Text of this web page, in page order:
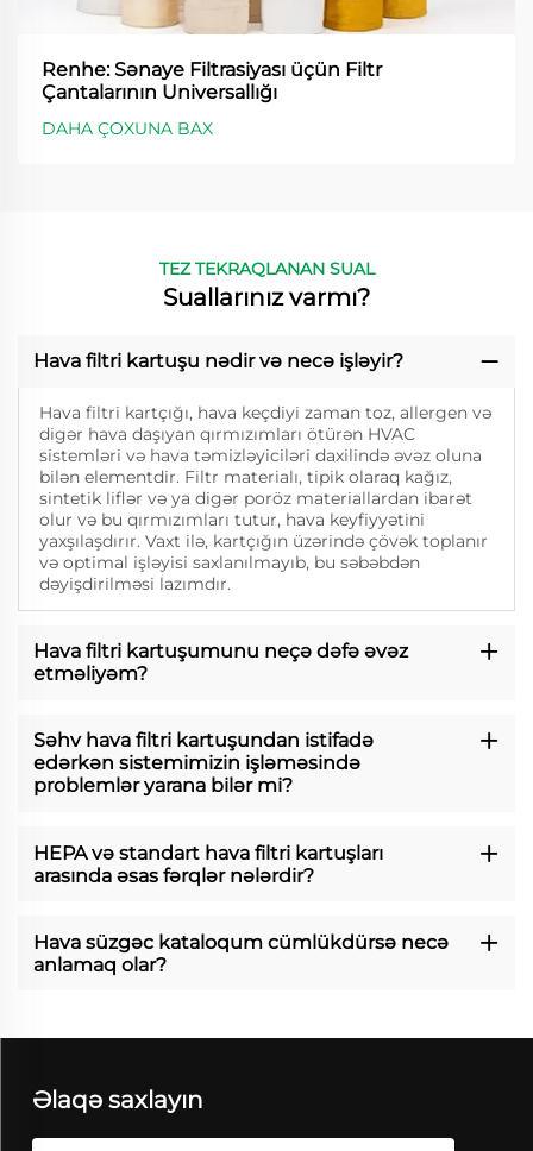
Renhe: Sənaye Filtrasiyası üçün Filtr
Çantalarının Universallığı
DAHA ÇOXUNA BAX
TEZ TEKRAQLANAN SUAL
Suallarınız varmı?
Hava filtri kartuşu nədir və necə işləyir?
Hava filtri kartçığı, hava keçdiyi zaman toz, allergen və
digər hava daşıyan qırmızımları ötürən HVAC
sistemləri və hava təmizləyiciləri daxilində əvəz oluna
bilən elementdir. Filtr materialı, tipik olaraq kağız,
sintetik liflər və ya digər poröz materiallardan ibarət
olur və bu qırmızımları tutur, hava keyfiyyətini
yaxşılaşdırır. Vaxt ilə, kartçığın üzərində çövək toplanır
və optimal işləyisi saxlanılmayıb, bu səbəbdən
dəyişdirilməsi lazımdır.
Hava filtri kartuşumunu neçə dəfə əvəz
etməliyəm?
Səhv hava filtri kartuşundan istifadə
edərkən sistemimizin işləməsində
problemlər yarana bilər mi?
HEPA və standart hava filtri kartuşları
arasında əsas fərqlər nələrdir?
Hava süzgəc kataloqum cümlükdürsə necə
anlamaq olar?
Əlaqə saxlayın